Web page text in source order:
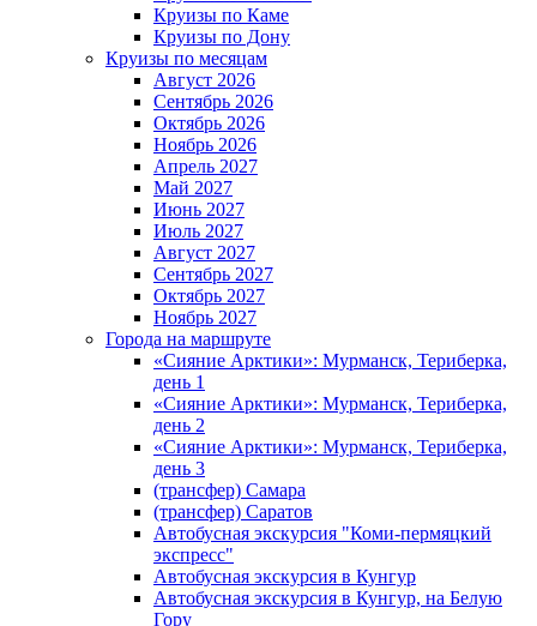
Круизы по Каме
Круизы по Дону
Круизы по месяцам
Август 2026
Сентябрь 2026
Октябрь 2026
Ноябрь 2026
Апрель 2027
Май 2027
Июнь 2027
Июль 2027
Август 2027
Сентябрь 2027
Октябрь 2027
Ноябрь 2027
Города на маршруте
«Сияние Арктики»: Мурманск, Териберка,
день 1
«Сияние Арктики»: Мурманск, Териберка,
день 2
«Сияние Арктики»: Мурманск, Териберка,
день 3
(трансфер) Самара
(трансфер) Саратов
Автобусная экскурсия "Коми-пермяцкий
экспресс"
Автобусная экскурсия в Кунгур
Автобусная экскурсия в Кунгур, на Белую
Гору